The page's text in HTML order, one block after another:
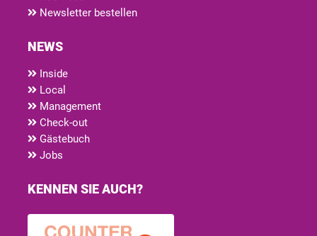
Newsletter bestellen
NEWS
Inside
Local
Management
Check-out
Gästebuch
Jobs
KENNEN SIE AUCH?